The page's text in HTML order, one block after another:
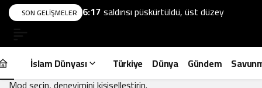
SON GELIŞMELER 6:17saldırısı püskürtüldü, üst düzey
Mod değiştir
Mod Ayarları
İslam Dünyası Türkiye Dünya Gündem